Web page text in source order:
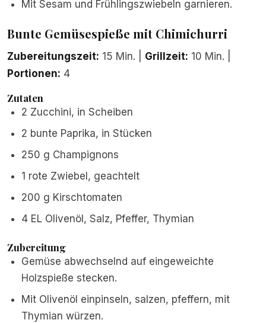
Mit Sesam und Frühlingszwiebeln garnieren.
Bunte Gemüsespieße mit Chimichurri
Zubereitungszeit: 15 Min. | Grillzeit: 10 Min. |
Portionen: 4
Zutaten
2 Zucchini, in Scheiben
2 bunte Paprika, in Stücken
250 g Champignons
1 rote Zwiebel, geachtelt
200 g Kirschtomaten
4 EL Olivenöl, Salz, Pfeffer, Thymian
Zubereitung
Gemüse abwechselnd auf eingeweichte
Holzspieße stecken.
Mit Olivenöl einpinseln, salzen, pfeffern, mit
Thymian würzen.